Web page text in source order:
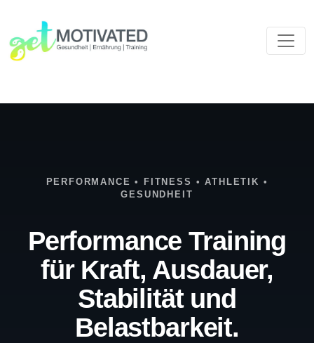
PERFORMANCE • FITNESS • ATHLETIK •
GESUNDHEIT
Performance Training
für Kraft, Ausdauer,
Stabilität und
Belastbarkeit.